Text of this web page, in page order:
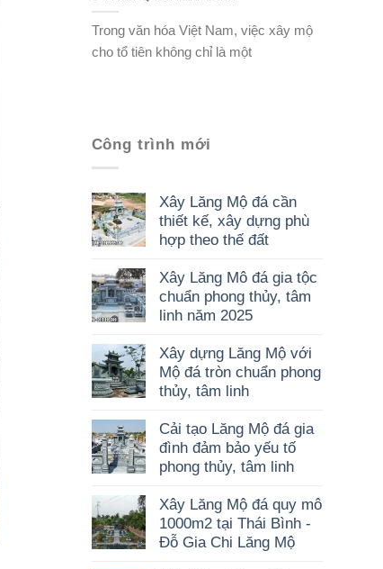
Trong văn hóa Việt Nam, việc xây mộ
cho tổ tiên không chỉ là một
Công trình mới
Xây Lăng Mộ đá cần
thiết kế, xây dựng phù
hợp theo thế đất
Xây Lăng Mô đá gia tộc
chuẩn phong thủy, tâm
linh năm 2025
Xây dựng Lăng Mộ với
Mộ đá tròn chuẩn phong
thủy, tâm linh
Cải tạo Lăng Mộ đá gia
đình đảm bảo yếu tố
phong thủy, tâm linh
Xây Lăng Mộ đá quy mô
1000m2 tại Thái Bình -
Đỗ Gia Chi Lăng Mộ